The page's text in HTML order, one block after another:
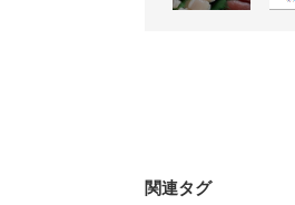
関連タグ